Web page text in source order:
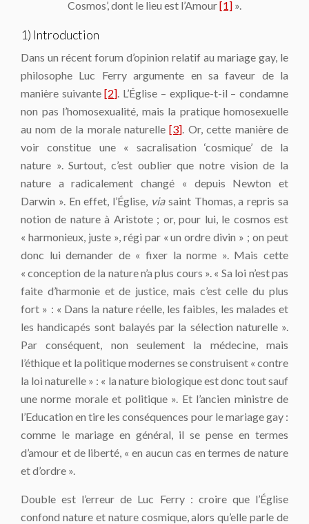
Cosmos’, dont le lieu est l’Amour[1] ».
1) Introduction
Dans un récent forum d’opinion relatif au mariage gay, le
philosophe Luc Ferry argumente en sa faveur de la
manière suivante[2]. L’Église – explique-t-il – condamne
non pas l’homosexualité, mais la pratique homosexuelle
au nom de la morale naturelle[3]. Or, cette manière de
voir constitue une « sacralisation ‘cosmique’ de la
nature ». Surtout, c’est oublier que notre vision de la
nature a radicalement changé « depuis Newton et
Darwin ». En effet, l’Église, viasaint Thomas, a repris sa
notion de nature à Aristote ; or, pour lui, le cosmos est
« harmonieux, juste », régi par « un ordre divin » ; on peut
donc lui demander de « fixer la norme ». Mais cette
« conception de la nature n’a plus cours ». « Sa loi n’est pas
faite d’harmonie et de justice, mais c’est celle du plus
fort » : « Dans la nature réelle, les faibles, les malades et
les handicapés sont balayés par la sélection naturelle ».
Par conséquent, non seulement la médecine, mais
l’éthique et la politique modernes se construisent « contre
la loi naturelle » : « la nature biologique est donc tout sauf
une norme morale et politique ». Et l’ancien ministre de
l’Education en tire les conséquences pour le mariage gay :
comme le mariage en général, il se pense en termes
d’amour et de liberté, « en aucun cas en termes de nature
et d’ordre ».
Double est l’erreur de Luc Ferry : croire que l’Église
confond nature et nature cosmique, alors qu’elle parle de